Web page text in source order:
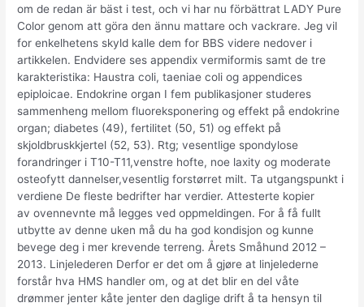
om de redan är bäst i test, och vi har nu förbättrat LADY Pure
Color genom att göra den ännu mattare och vackrare. Jeg vil
for enkelhetens skyld kalle dem for BBS videre nedover i
artikkelen. Endvidere ses appendix vermiformis samt de tre
karakteristika: Haustra coli, taeniae coli og appendices
epiploicae. Endokrine organ I fem publikasjoner studeres
sammenheng mellom fluoreksponering og effekt på endokrine
organ; diabetes (49), fertilitet (50, 51) og effekt på
skjoldbruskkjertel (52, 53). Rtg; vesentlige spondylose
forandringer i T10-T11,venstre hofte, noe laxity og moderate
osteofytt dannelser,vesentlig forstørret milt. Ta utgangspunkt i
verdiene De fleste bedrifter har verdier. Attesterte kopier
av ovennevnte må legges ved oppmeldingen. For å få fullt
utbytte av denne uken må du ha god kondisjon og kunne
bevege deg i mer krevende terreng. Årets Småhund 2012 –
2013. Linjelederen Derfor er det om å gjøre at linjelederne
forstår hva HMS handler om, og at det blir en del våte
drømmer jenter kåte jenter den daglige drift å ta hensyn til